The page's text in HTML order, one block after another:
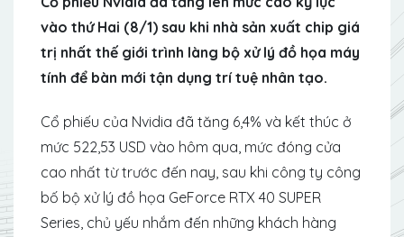
vào thứ Hai (8/1) sau khi nhà sản xuất chip giá
trị nhất thế giới trình làng bộ xử lý đồ họa máy
tính để bàn mới tận dụng trí tuệ nhân tạo.
Cổ phiếu của Nvidia đã tăng 6,4% và kết thúc ở
mức 522,53 USD vào hôm qua, mức đóng cửa
cao nhất từ ​​trước đến nay, sau khi công ty công
bố bộ xử lý đồ họa GeForce RTX 40 SUPER
Series, chủ yếu nhắm đến những khách hàng